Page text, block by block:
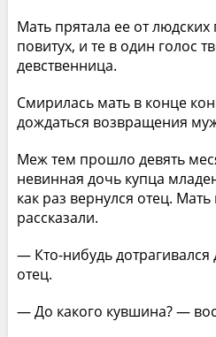
Мать прятала ее от людских
повитух, и те в один голос
девственница.
Смирилась мать в конце
дождаться возвращения
Меж тем прошло девять
невинная дочь купца
как раз вернулся отец.
рассказали.
— Кто-нибудь
отец.
— До какого кувшина? —